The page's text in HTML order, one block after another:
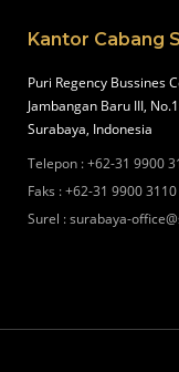
Kantor Cabang
Puri Regency Bussines
Jambangan Baru III,
Surabaya, Indonesia
Telepon :+62-31 9900
Faks :+62-31 9900 3110
Surel :surabaya-